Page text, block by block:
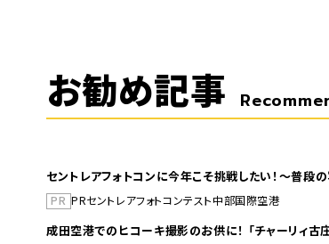
お勧め記事
セントレアフォトコンに今年こそ挑戦したい！～普段
PR PRセントレアフォトコンテスト中部国際空港
成田空港でのヒコーキ撮影のお供に！ 「チャーリィ